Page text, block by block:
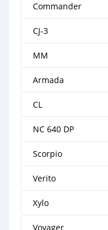
Commander
CJ-3
MM
Armada
CL
NC 640 DP
Scorpio
Verito
Xylo
Voyager